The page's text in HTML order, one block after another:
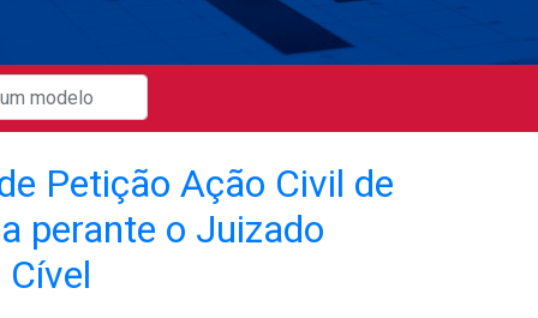
Petição Ação Civil de
perante o Juizado
Cível